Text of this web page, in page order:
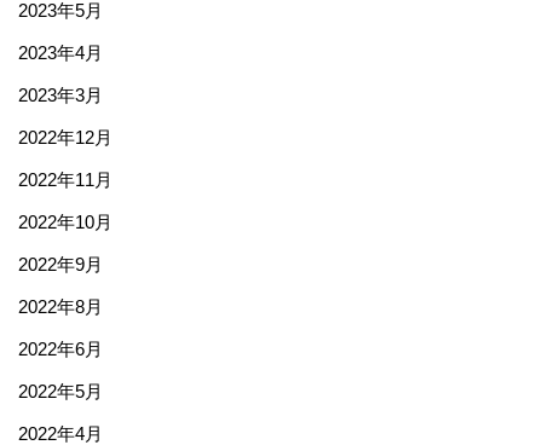
2023年5月
2023年4月
2023年3月
2022年12月
2022年11月
2022年10月
2022年9月
2022年8月
2022年6月
2022年5月
2022年4月